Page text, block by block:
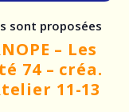
– Les
74 – créa.
11-13
sont proposées